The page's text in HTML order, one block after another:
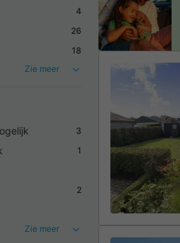
4
26
18
Zie meer
3
1
2
Zie meer